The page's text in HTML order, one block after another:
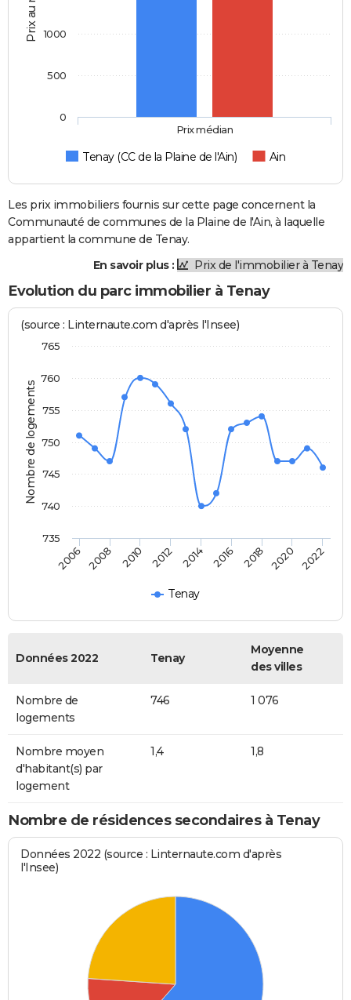
Prix au m2
Tenay (CC de la Plaine de l'Ain) Ain
Prix médian
0
500
1000
Les prix immobiliers fournis sur cette page concernent la
Communauté de communes de la Plaine de l'Ain, à laquelle
appartient la commune de Tenay.
En savoir plus :
Prix de l'immobilier à Tenay
Evolution du parc immobilier à Tenay
Nombre de logements
(source : Linternaute.com d'après l'Insee)
Tenay
2006 2008 2010 2012 2014 2016 2018 2020 2022
735
740
745
750
755
760
765
Données 2022 Tenay
Moyenne
des villes
Nombre de
logements
746 1 076
Nombre moyen
d'habitant(s) par
logement
1,4 1,8
Nombre de résidences secondaires à Tenay
Données 2022 (source : Linternaute.com d'après
l'Insee)